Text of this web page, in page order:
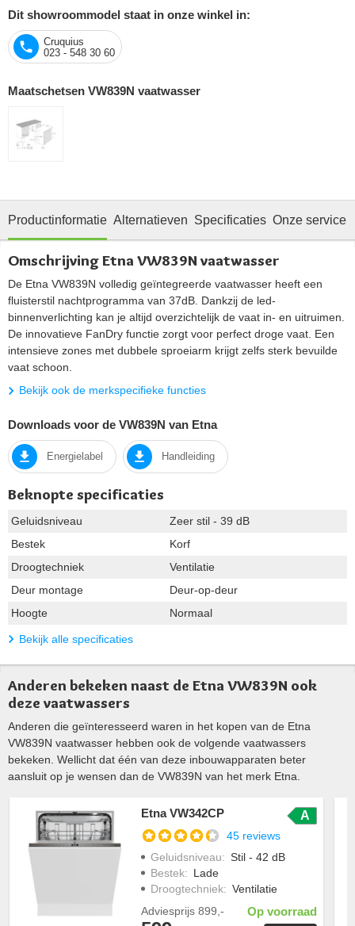
Dit showroommodel staat in onze winkel in:
Cruquius
023 - 548 30 60
Maatschetsen VW839N vaatwasser
Productinformatie Alternatieven Specificaties Onze service
Omschrijving Etna VW839N vaatwasser
De Etna VW839N volledig geïntegreerde vaatwasser heeft een
fluisterstil nachtprogramma van 37dB. Dankzij de led-
binnenverlichting kan je altijd overzichtelijk de vaat in- en uitruimen.
De innovatieve FanDry functie zorgt voor perfect droge vaat. Een
intensieve zones met dubbele sproeiarm krijgt zelfs sterk bevuilde
vaat schoon.
Bekijk ook de merkspecifieke functies
Downloads voor de VW839N van Etna
Energielabel Handleiding
Beknopte specificaties
Geluidsniveau
Zeer stil - 39 dB
Bestek
Korf
Droogtechniek
Ventilatie
Deur montage
Deur-op-deur
Hoogte
Normaal
Bekijk alle specificaties
Anderen bekeken naast de Etna VW839N ook
deze vaatwassers
Anderen die geïnteresseerd waren in het kopen van de Etna
VW839N vaatwasser hebben ook de volgende vaatwassers
bekeken. Wellicht dat één van deze inbouwapparaten beter
aansluit op je wensen dan de VW839N van het merk Etna.
Etna VW342CP A
45 reviews
Geluidsniveau: Stil - 42 dB
Bestek: Lade
Droogtechniek: Ventilatie
Adviesprijs 899,- Op voorraad